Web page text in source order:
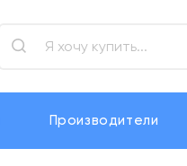
Производители